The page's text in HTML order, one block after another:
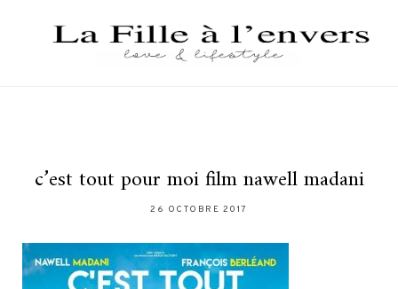
c’est tout pour moi film nawell madani
26 OCTOBRE 2017